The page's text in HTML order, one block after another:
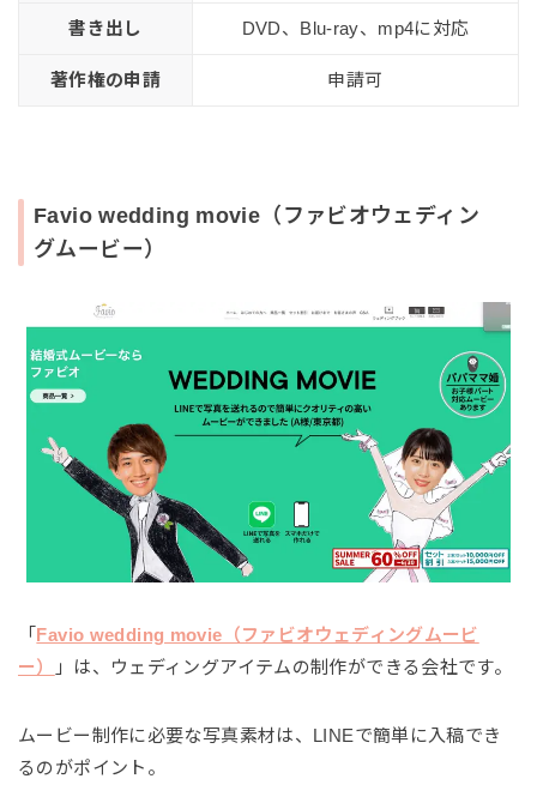
書き出し DVD、Blu-ray、mp4に対応
著作権の申請 申請可
Favio wedding movie（ファビオウェディン
グムービー）
「 Favio wedding movie（ファビオウェディングムービ
ー）
」は、ウェディングアイテムの制作ができる会社です。
ムービー制作に必要な写真素材は、LINEで簡単に入稿でき
るのがポイント。